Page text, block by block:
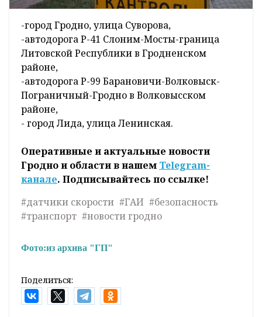
-город Гродно, улица Суворова,
-автодорога Р-41 Слоним-Мосты-граница
Литовской Республики в Гродненском
районе,
-автодорога Р-99 Барановичи-Волковыск-
Пограничный-Гродно в Волковысском
районе,
- город Лида, улица Ленинская.
Оперативные и актуальные новости
Гродно и области в нашем Telegram-
канале. Подписывайтесь по ссылке!
#датчики скорости #ГАИ #безопасность
#транспорт #новости гродно
Фото:из архива "ГП"
Поделиться: